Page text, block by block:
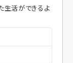
生活ができるよ